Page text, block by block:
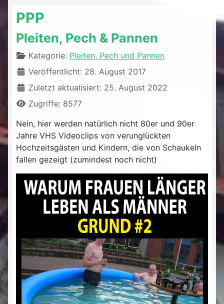
PPP
Pleiten, Pech & Pannen
DetailsKategorie: Pleiten, Pech und Pannen
Veröffentlicht: 28. August 2017
Zuletzt aktualisiert: 25. August 2022
Zugriffe: 8577
Nein, hier werden natürlich nicht 80er und 90er
Jahre VHS Videoclips von verunglückten
Hochzeitsgästen und Kindern, die von Schaukeln
fallen gezeigt (zumindest noch nicht)